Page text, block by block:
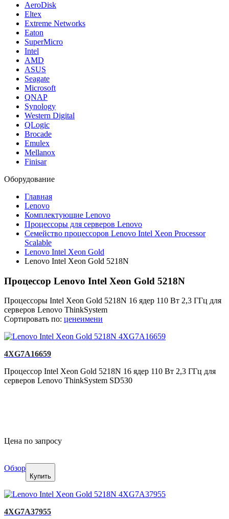
AeroDisk
Eltex
Extreme Networks
Eaton
SuperMicro
Intel
AMD
ASUS
Seagate
Microsoft
QNAP
Synology
Western Digital
QLogic
Brocade
Emulex
Mellanox
Finisar
Оборудование
Главная
Lenovo
Комплектующие Lenovo
Процессоры для серверов Lenovo
Семейство процессоров Lenovo Intel Xeon Processor
Scalable
Lenovo Intel Xeon Gold
Lenovo Intel Xeon Gold 5218N
Процессор Lenovo Intel Xeon Gold 5218N
Процессоры Intel Xeon Gold 5218N 16 ядер 110 Вт 2,3 ГГц для
серверов Lenovo ThinkSystem
Сортировать по: ценеимени
4XG7A16659
Процессор Intel Xeon Gold 5218N 16 ядер 110 Вт 2,3 ГГц для
серверов Lenovo ThinkSystem SD530
Цена по запросу
Обзор
Купить
4XG7A37955